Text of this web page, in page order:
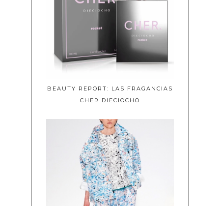
BEAUTY REPORT: LAS FRAGANCIAS
CHER DIECIOCHO